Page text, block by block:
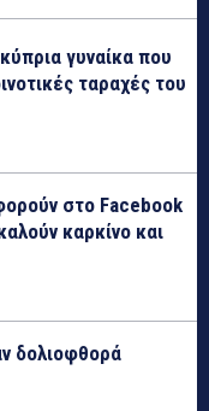
γυναίκα που
ταραχές του
στο Facebook
καρκίνο και
δολιοφθορά